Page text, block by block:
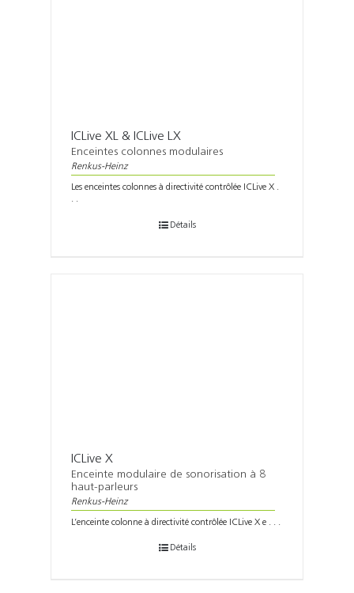
ICLive XL & ICLive LX
Enceintes colonnes modulaires
Renkus-Heinz
Les enceintes colonnes à directivité contrôlée ICLive X .
. .
Détails
ICLive X
Enceinte modulaire de sonorisation à 8
haut-parleurs
Renkus-Heinz
L’enceinte colonne à directivité contrôlée ICLive X e . . .
Détails